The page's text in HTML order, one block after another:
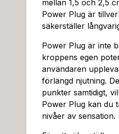
mellan 1,5 och 2,5
Power Plug är
säkerställer
Power Plug är inte
kroppens egen
användaren
förlängd njutning.
punkter samtidigt,
Power Plug kan du
nivåer av sensation.